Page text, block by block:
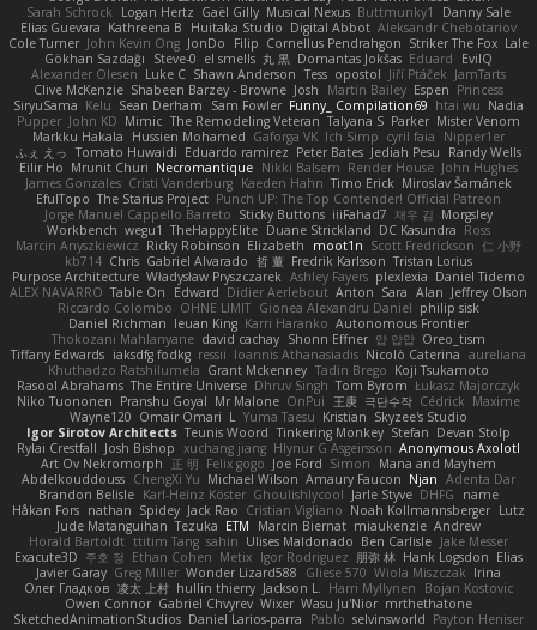
Sarah Schrock
Logan Hertz Gaël Gilly Musical Nexus Buttmunky1
Danny Sale
Elias Guevara Kathreena B Huitaka Studio Digital Abbot Aleksandr Chebotariov
Cole Turner John Kevin Ong JonDo Filip Cornellus Pendrahgon Striker The Fox Lale
Gökhan Sazdağı
Steve-0 el smells 丸 黒 Domantas Jokšas Eduard
EvilQ
Alexander Olesen Luke C Shawn Anderson Tess opostol Jiří Ptáček JamTarts
Clive McKenzie Shabeen Barzey - Browne Josh Martin Bailey Espen Princess
SiryuSama Kelu Sean Derham Sam Fowler Funny_ Compilation69 htai wu Nadia
Pupper John KD Mimic The Remodeling Veteran Talyana S Parker Mister Venom
Markku Hakala
Hussien Mohamed Gaforga VK Ich Simp cyril faia
Nipper1er
ふぇ えっ Tomato Huwaidi Eduardo ramirez Peter Bates Jediah Pesu
Randy Wells
Eilir Ho Mrunit Churi Necromantique Nikki Balsem Render House John Hughes
James Gonzales Cristi Vanderburg Kaeden Hahn Timo Erick Miroslav Šamánek
EfulTopo The Starius Project Punch UP: The Top Contender! Official Patreon
Jorge Manuel Cappello Barreto Sticky Buttons iiiFahad7 재우 김 Morgsley
Workbench wegu1 TheHappyElite Duane Strickland DC Kasundra Ross
Marcin Anyszkiewicz Ricky Robinson Elizabeth moot1n Scott Fredrickson 仁 小野
kb714 Chris Gabriel Alvarado 哲 董 Fredrik Karlsson Tristan Lorius
Purpose Architecture Władysław Pryszczarek Ashley Fayers plexlexia Daniel Tidemo
ALEX NAVARRO Table On Edward Didier Aerlebout Anton Sara Alan Jeffrey Olson
Riccardo Colombo OHNE LIMIT Gionea Alexandru Daniel philip sisk
Daniel Richman Ieuan King Karri Haranko Autonomous Frontier
Thokozani Mahlanyane david cachay Shonn Effner 얍 얍얍 Oreo_tism
Tiffany Edwards iaksdfg fodkg ressii Ioannis Athanasiadis Nicolò Caterina aureliana
Khuthadzo Ratshilumela Grant Mckenney Tadin Brego Koji Tsukamoto
Rasool Abrahams The Entire Universe Dhruv Singh Tom Byrom Łukasz Majorczyk
Niko Tuononen Pranshu Goyal Mr Malone OnPui 王庚 극단수작 Cédrick Maxime
Wayne120 Omair Omari L Yuma Taesu Kristian Skyzee's Studio
Igor Sirotov Architects Teunis Woord Tinkering Monkey Stefan Devan Stolp
Rylai Crestfall Josh Bishop xuchang jiang Hlynur G Asgeirsson Anonymous Axolotl
Art Ov Nekromorph
正 明 Felix gogo Joe Ford Simon
Mana and Mayhem
Abdelkouddouss ChengXi Yu Michael Wilson Amaury Faucon Njan Adenta Dar
Brandon Belisle Karl-Heinz Köster Ghoulishlycool Jarle Styve DHFG
name
Håkan Fors nathan Spidey Jack Rao Cristian Vigliano Noah Kollmannsberger Lutz
Jude Matanguihan Tezuka ETM Marcin Biernat miaukenzie Andrew
Horald Bartoldt ttitim Tang sahin Ulises Maldonado Ben Carlisle Jake Messer
Exacute3D 주호 정 Ethan Cohen Metix Igor Rodriguez 朋弥 林 Hank Logsdon Elias
Javier Garay Greg Miller Wonder Lizard588 Gliese 570 Wiola Miszczak Irina
Олег Гладков 凌太 上村 hullin thierry Jackson L. Harri Myllynen
Bojan Kostovic
Owen Connor Gabriel Chvyrev Wixer Wasu Ju'Nior mrthethatone
SketchedAnimationStudios Daniel Larios-parra Pablo selvinsworld Payton Heniser